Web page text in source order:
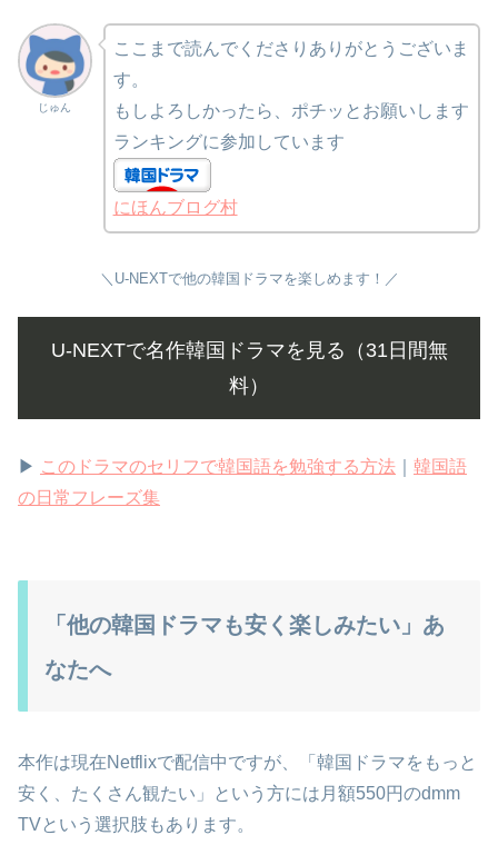
じゅん
ここまで読んでくださりありがとうございま
す。
もしよろしかったら、ポチッとお願いします
ランキングに参加しています
にほんブログ村
＼U-NEXTで他の韓国ドラマを楽しめます！／
U-NEXTで名作韓国ドラマを見る（31日間無
料）
▶ このドラマのセリフで韓国語を勉強する方法
韓国語
の日常フレーズ集
「他の韓国ドラマも安く楽しみたい」あ
なたへ
本作は現在Netflixで配信中ですが、「韓国ドラマをもっと
安く、たくさん観たい」という方には月額550円のdmm
TVという選択肢もあります。